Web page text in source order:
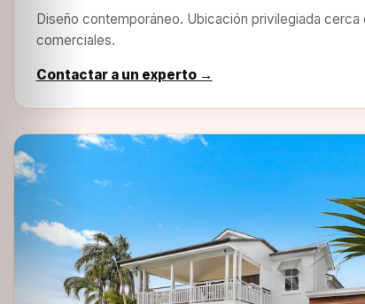
Diseño contemporáneo. Ubicación privilegiada cerca
comerciales.
Contactar a un experto →